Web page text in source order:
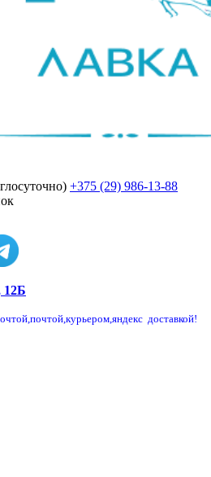
+375 (29) 986-13-88
12Б
почтой,курьером,яндекс доставкой!